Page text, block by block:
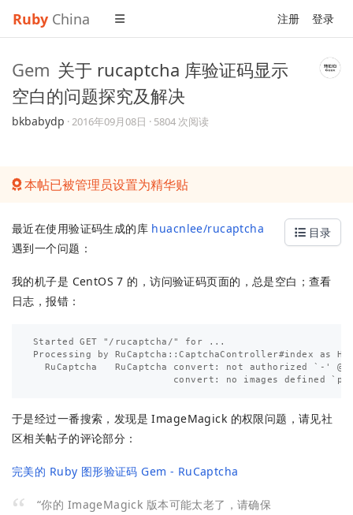
Ruby China 注册 登录
Gem 关于 rucaptcha 库验证码显示
空白的问题探究及解决
bkbabydp ·2016年09月08日 · 5804 次阅读
本帖已被管理员设置为精华贴
目录
最近在使用验证码生成的库 huacnlee/rucaptcha
遇到一个问题：
我的机子是 CentOS 7 的，访问验证码页面的，总是空白；查看
日志，报错：
Started GET "/rucaptcha/" for ...
Processing by RuCaptcha::CaptchaController#index as
RuCaptcha   RuCaptcha convert: not authorized `-' @
于是经过一番搜索，发现是 ImageMagick 的权限问题，请见社
区相关帖子的评论部分：
完美的 Ruby 图形验证码 Gem - RuCaptcha
“你的 ImageMagick 版本可能太老了，请确保